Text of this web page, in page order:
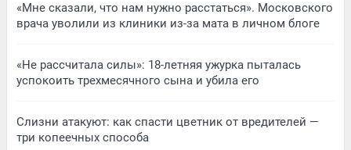
«Мне сказали, что нам нужно расстаться». Московского
врача уволили из клиники из-за мата в личном блоге
«Не рассчитала силы»: 18-летняя ужурка пыталась
успокоить трехмесячного сына и убила его
Слизни атакуют: как спасти цветник от вредителей —
три копеечных способа